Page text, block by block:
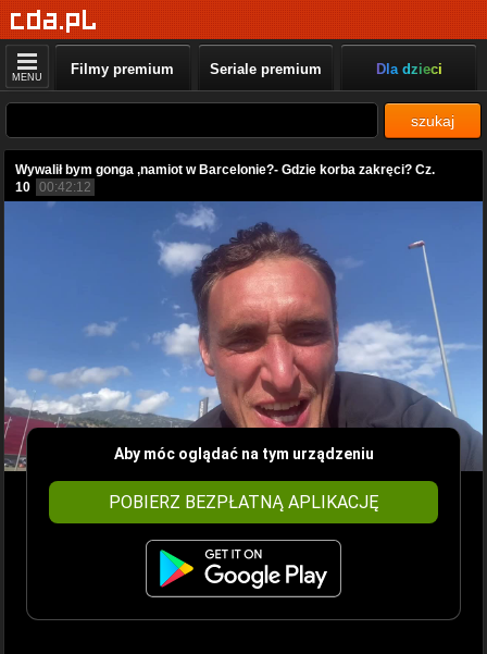
MENU Filmy premium Seriale premium Dla dzieci
szukaj
Wywalił bym gonga ,namiot w Barcelonie?- Gdzie korba zakręci? Cz.
10 00:42:12
Aby móc oglądać na tym urządzeniu
POBIERZ BEZPŁATNĄ APLIKACJĘ